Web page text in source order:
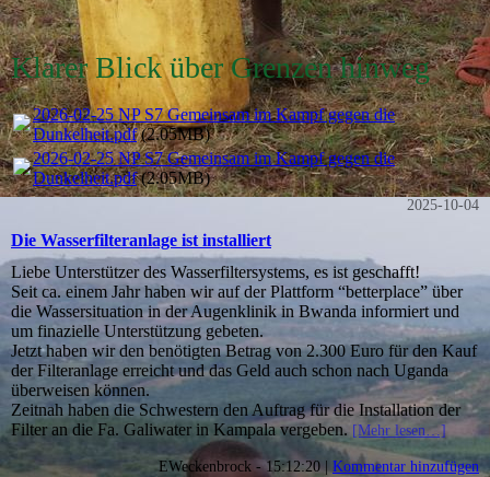
Klarer Blick über Grenzen hinweg
2026-02-25 NP S7 Gemeinsam im Kampf gegen die
Dunkelheit.pdf(2.05MB)
2026-02-25 NP S7 Gemeinsam im Kampf gegen die
Dunkelheit.pdf(2.05MB)
2025-10-04
Die Wasserfilteranlage ist installiert
Liebe Unterstützer des Wasserfiltersystems, es ist geschafft!
Seit ca. einem Jahr haben wir auf der Plattform “betterplace” über
die Wassersituation in der Augenklinik in Bwanda informiert und
um finazielle Unterstützung gebeten.
Jetzt haben wir den benötigten Betrag von 2.300 Euro für den Kauf
der Filteranlage erreicht und das Geld auch schon nach Uganda
überweisen können.
Zeitnah haben die Schwestern den Auftrag für die Installation der
Filter an die Fa. Galiwater in Kampala vergeben.[Mehr lesen…]
EWeckenbrock - 15:12:20 | Kommentar hinzufügen